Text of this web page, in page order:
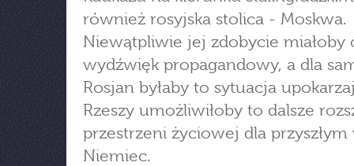
również rosyjska stolica - Moskwa.
Niewątpliwie jej zdobycie miałoby
wydźwięk propagandowy, a dla
Rosjan byłaby to sytuacja
Rzeszy umożliwiłoby to dalsze
przestrzeni życiowej dla
Niemiec.